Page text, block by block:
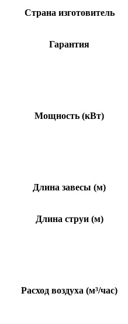
Страна изготовитель
Гарантия
Мощность (кВт)
Длина завесы (м)
Длина струи (м)
Расход воздуха (м³/час)